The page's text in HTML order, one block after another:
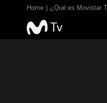
Home ¿Qué es Movistar